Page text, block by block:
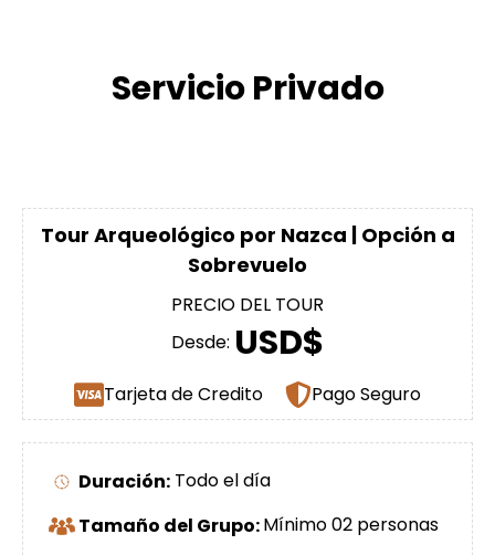
Servicio Privado
Tour Arqueológico por Nazca | Opción a
Sobrevuelo
PRECIO DEL TOUR
Desde: USD$
Tarjeta de Credito Pago Seguro
Duración: Todo el día
Tamaño del Grupo:Mínimo 02 personas